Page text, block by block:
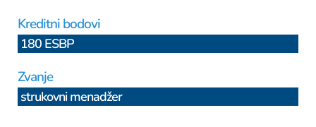
Kreditni bodovi
180 ESBP
Zvanje
strukovni menadžer